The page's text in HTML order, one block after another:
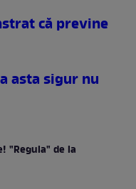
că previne
asta sigur nu
"Regula" de la